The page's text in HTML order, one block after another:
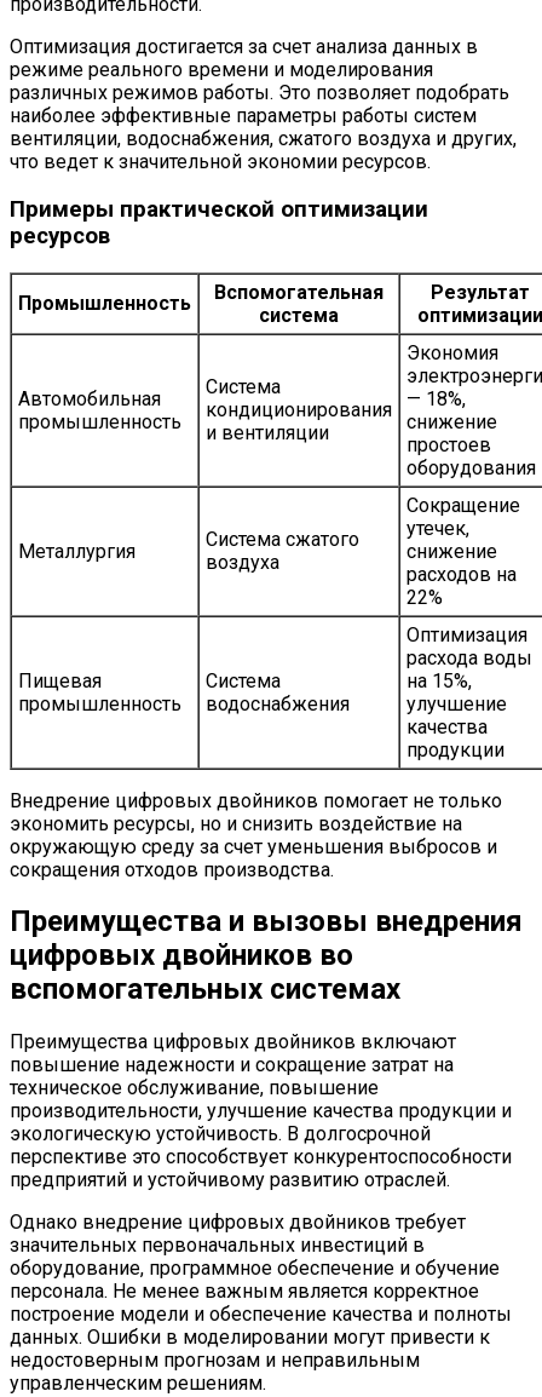
Оптимизация достигается за счет анализа данных в
режиме реального времени и моделирования
различных режимов работы. Это позволяет подобрать
наиболее эффективные параметры работы систем
вентиляции, водоснабжения, сжатого воздуха и других,
что ведет к значительной экономии ресурсов.
Примеры практической оптимизации
ресурсов
Промышленность
Вспомогательная
система
Результат
оптимизации
Автомобильная
промышленность
Система
кондиционирования
и вентиляции
Экономия
— 18%,
снижение
простоев
оборудования
Металлургия
Система сжатого
воздуха
Сокращение
утечек,
снижение
расходов на
22%
Пищевая
промышленность
Система
водоснабжения
Оптимизация
расхода воды
на 15%,
улучшение
качества
продукции
Внедрение цифровых двойников помогает не только
экономить ресурсы, но и снизить воздействие на
окружающую среду за счет уменьшения выбросов и
сокращения отходов производства.
Преимущества и вызовы внедрения
цифровых двойников во
вспомогательных системах
Преимущества цифровых двойников включают
повышение надежности и сокращение затрат на
техническое обслуживание, повышение
производительности, улучшение качества продукции и
экологическую устойчивость. В долгосрочной
перспективе это способствует конкурентоспособности
предприятий и устойчивому развитию отраслей.
Однако внедрение цифровых двойников требует
значительных первоначальных инвестиций в
оборудование, программное обеспечение и обучение
персонала. Не менее важным является корректное
построение модели и обеспечение качества и полноты
данных. Ошибки в моделировании могут привести к
недостоверным прогнозам и неправильным
управленческим решениям.